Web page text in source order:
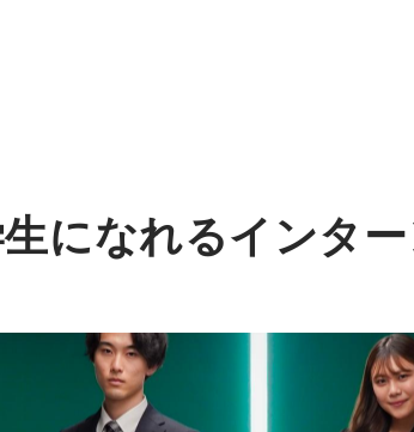
になれるインター